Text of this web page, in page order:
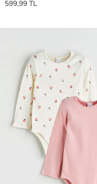
599,99 TL